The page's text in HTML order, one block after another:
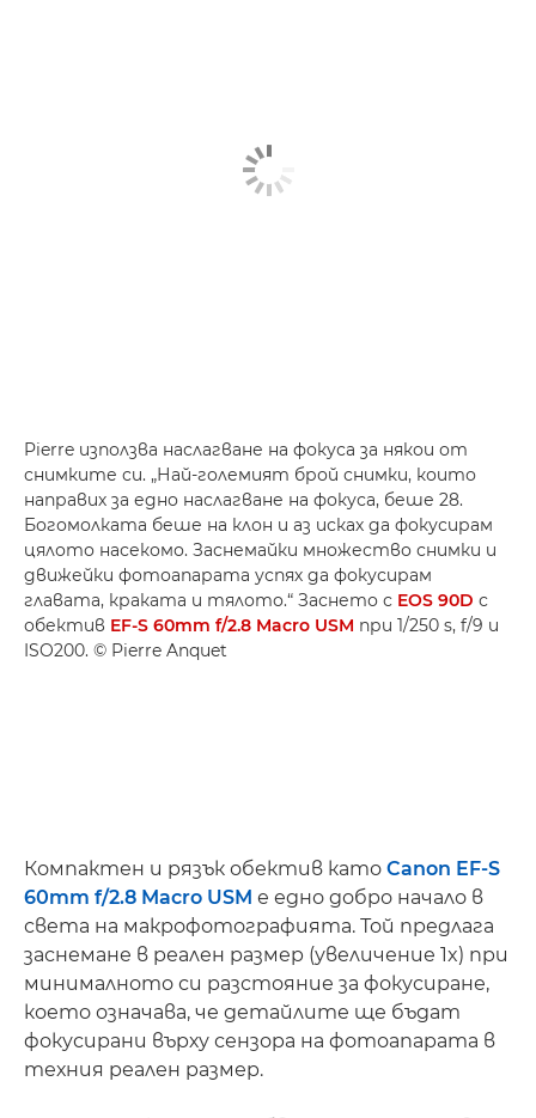
Pierre използва наслагване на фокуса за някои от
снимките си. „Най-големият брой снимки, които
направих за едно наслагване на фокуса, беше 28.
Богомолката беше на клон и аз исках да фокусирам
цялото насекомо. Заснемайки множество снимки и
движейки фотоапарата успях да фокусирам
главата, краката и тялото.“ Заснето с EOS 90D с
обектив EF-S 60mm f/2.8 Macro USM при 1/250 s, f/9 и
ISO200. © Pierre Anquet
Компактен и рязък обектив като Canon EF-S
60mm f/2.8 Macro USM е едно добро начало в
света на макрофотографията. Той предлага
заснемане в реален размер (увеличение 1x) при
минималното си разстояние за фокусиране,
което означава, че детайлите ще бъдат
фокусирани върху сензора на фотоапарата в
техния реален размер.